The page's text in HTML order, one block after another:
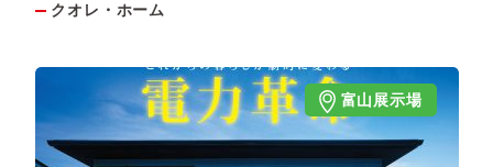
クオレ・ホーム
富山展示場